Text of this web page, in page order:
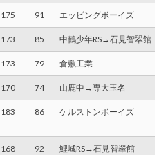
175 91 エッピングボーイズ
173 85 中鶴少年RS→石見智翠館
173 79 倉敷工業
170 74 山鹿中→専大玉名
183 86 ケルストンボーイズ
168 92 鯉城RS→石見智翠館